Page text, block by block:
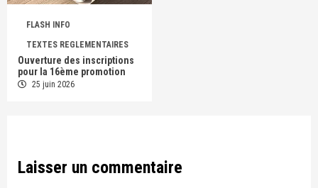
FLASH INFO
TEXTES REGLEMENTAIRES
Ouverture des inscriptions
pour la 16ème promotion
25 juin 2026
Laisser un commentaire